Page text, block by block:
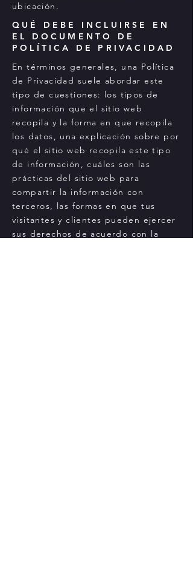
ubicación.
QUÉ DEBE INCLUIRSE EN
EL DOCUMENTO DE
POLÍTICA DE PRIVACIDAD
En términos generales, una Política
de Privacidad suele abordar este
tipo de cuestiones: los tipos de
información que el sitio web
recopila y la forma en que recopila
los datos, una explicación sobre por
qué el sitio web recopila este tipo
de información, cuáles son las
prácticas del sitio web para
compartir la información con
terceros, las formas en que tus
visitantes y clientes pueden ejercer
sus derechos de acuerdo con la